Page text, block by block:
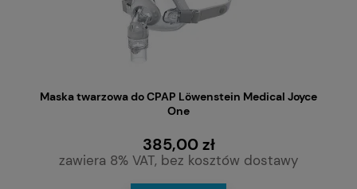
Maska twarzowa do CPAP Löwenstein Medical Joyce
One
385,00 zł
zawiera 8% VAT, bez kosztów dostawy